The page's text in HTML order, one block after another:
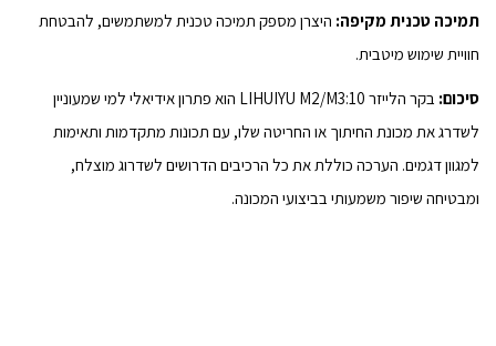
תמיכה טכנית מקיפה: היצרן מספק תמיכה טכנית למשתמשים, להבטחת
חוויית שימוש מיטבית.
סיכום:
בקר הלייזר LIHUIYU M2/M3:10 הוא פתרון אידיאלי למי שמעוניין
לשדרג את מכונת החיתוך או החריטה שלו, עם תכונות מתקדמות ותאימות
למגוון דגמים. הערכה כוללת את כל הרכיבים הדרושים לשדרוג מוצלח,
ומבטיחה שיפור משמעותי בביצועי המכונה.